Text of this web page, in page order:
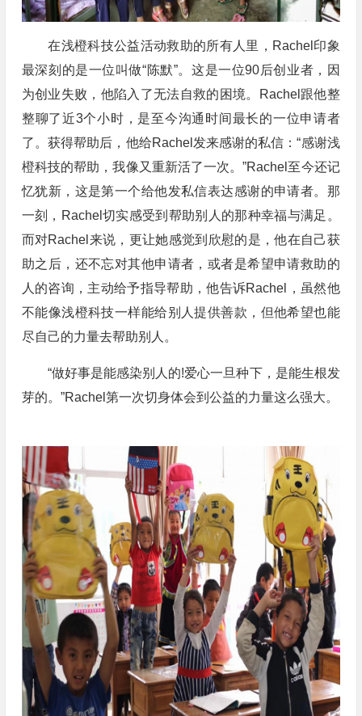
在浅橙科技公益活动救助的所有人里，Rachel印象
最深刻的是一位叫做“陈默”。这是一位90后创业者，因
为创业失败，他陷入了无法自救的困境。Rachel跟他整
整聊了近3个小时，是至今沟通时间最长的一位申请者
了。获得帮助后，他给Rachel发来感谢的私信：“感谢浅
橙科技的帮助，我像又重新活了一次。”Rachel至今还记
忆犹新，这是第一个给他发私信表达感谢的申请者。那
一刻，Rachel切实感受到帮助别人的那种幸福与满足。
而对Rachel来说，更让她感觉到欣慰的是，他在自己获
助之后，还不忘对其他申请者，或者是希望申请救助的
人的咨询，主动给予指导帮助，他告诉Rachel，虽然他
不能像浅橙科技一样能给别人提供善款，但他希望也能
尽自己的力量去帮助别人。
“做好事是能感染别人的!爱心一旦种下，是能生根发
芽的。”Rachel第一次切身体会到公益的力量这么强大。